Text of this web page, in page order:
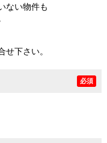
ない物件も
下さい。
必須